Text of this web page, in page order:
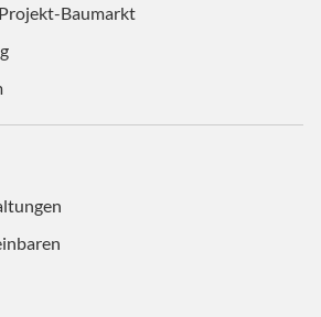
Baumarkt